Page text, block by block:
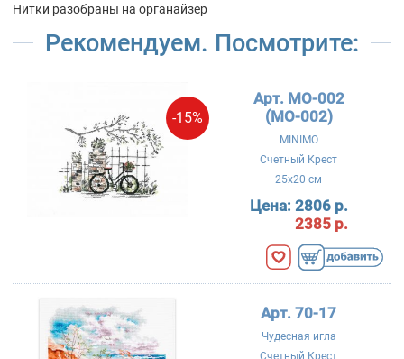
Нитки разобраны на органайзер
Рекомендуем. Посмотрите:
-15%
Арт. МО-002
(MO-002)
MINIMO
Счетный Крест
25x20 см
Цена:2806 р.
2385 р.
Арт. 70-17
Чудесная игла
Счетный Крест